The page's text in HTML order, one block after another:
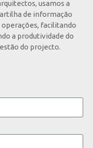
usamos a
de informação
facilitando
a produtividade do
do projecto.